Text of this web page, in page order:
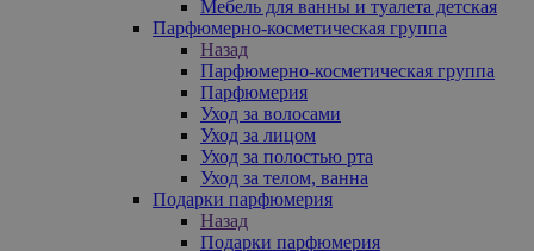
Мебель для ванны и туалета детская
Парфюмерно-косметическая группа
Назад
Парфюмерно-косметическая группа
Парфюмерия
Уход за волосами
Уход за лицом
Уход за полостью рта
Уход за телом, ванна
Подарки парфюмерия
Назад
Подарки парфюмерия